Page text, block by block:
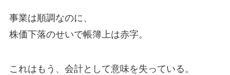
事業は順調なのに、
株価下落のせいで帳簿上は赤字。
これはもう、会計として意味を失っている。